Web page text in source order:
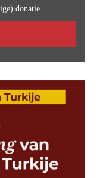
donatie.